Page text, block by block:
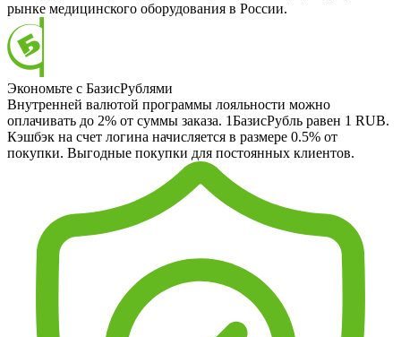
рынке медицинского оборудования в России.
Экономьте с БазисРублями
Внутренней валютой программы лояльности можно
оплачивать до 2% от суммы заказа. 1БазисРубль равен 1 RUB.
Кэшбэк на счет логина начисляется в размере 0.5% от
покупки. Выгодные покупки для постоянных клиентов.